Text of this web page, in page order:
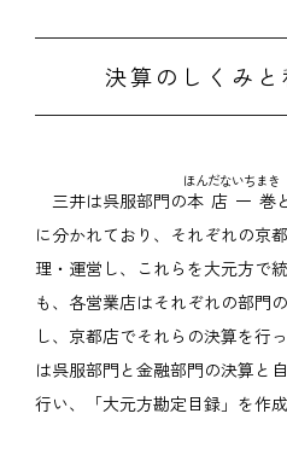
決算のしくみ
三井は呉服部門の本店一巻
ほんだないちまき
に分かれており、それぞれの京
理・運営し、これらを大元方で
も、各営業店はそれぞれの部門
し、京都店でそれらの決算を行
は呉服部門と金融部門の決算と
行い、「大元方勘定目録」を作